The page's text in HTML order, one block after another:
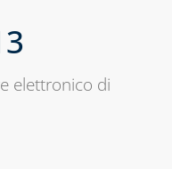
elettronico di